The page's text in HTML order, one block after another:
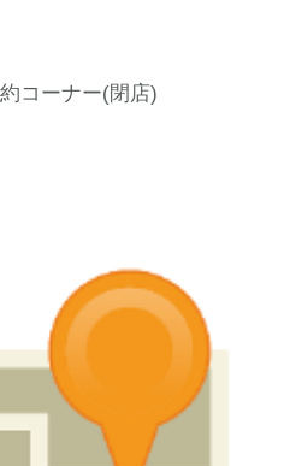
コーナー(閉店)